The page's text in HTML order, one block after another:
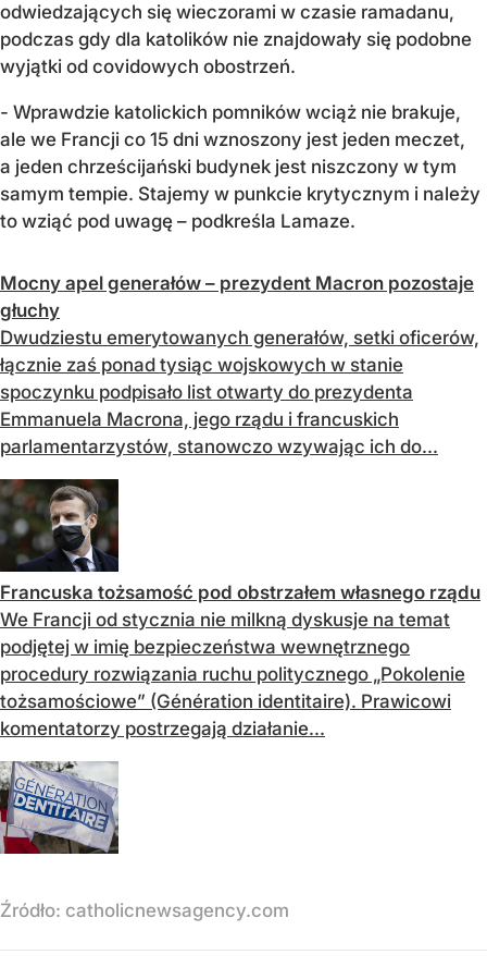
odwiedzających się wieczorami w czasie ramadanu,
podczas gdy dla katolików nie znajdowały się podobne
wyjątki od covidowych obostrzeń.
- Wprawdzie katolickich pomników wciąż nie brakuje,
ale we Francji co 15 dni wznoszony jest jeden meczet,
a jeden chrześcijański budynek jest niszczony w tym
samym tempie. Stajemy w punkcie krytycznym i należy
to wziąć pod uwagę – podkreśla Lamaze.
Mocny apel generałów – prezydent Macron pozostaje
głuchy
Dwudziestu emerytowanych generałów, setki oficerów,
łącznie zaś ponad tysiąc wojskowych w stanie
spoczynku podpisało list otwarty do prezydenta
Emmanuela Macrona, jego rządu i francuskich
parlamentarzystów, stanowczo wzywając ich do...
Francuska tożsamość pod obstrzałem własnego rządu
We Francji od stycznia nie milkną dyskusje na temat
podjętej w imię bezpieczeństwa wewnętrznego
procedury rozwiązania ruchu politycznego „Pokolenie
tożsamościowe” (Génération identitaire). Prawicowi
komentatorzy postrzegają działanie...
Źródło: catholicnewsagency.com